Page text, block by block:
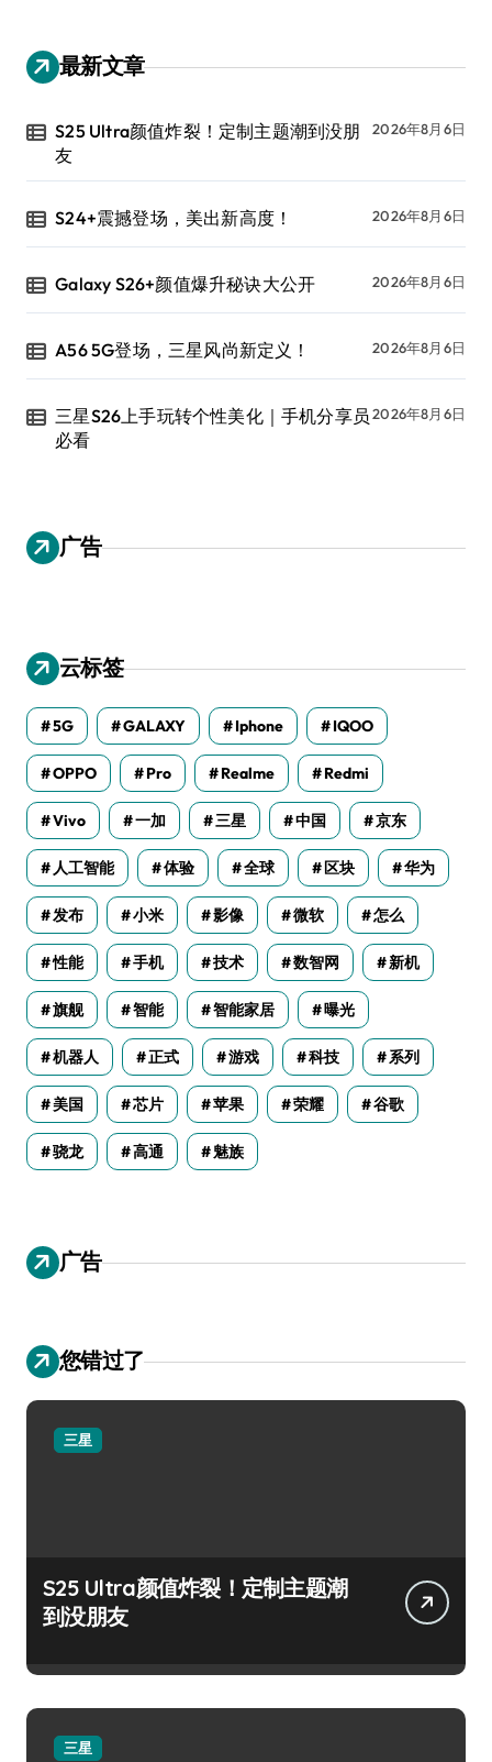
最新文章
S25 Ultra颜值炸裂！定制主题潮到没朋
友
2026年8月6日
S24+震撼登场，美出新高度！ 2026年8月6日
Galaxy S26+颜值爆升秘诀大公开 2026年8月6日
A56 5G登场，三星风尚新定义！ 2026年8月6日
三星S26上手玩转个性美化｜手机分享员
必看
2026年8月6日
广告
云标签
5G GALAXY Iphone IQOO
OPPO Pro Realme Redmi
Vivo 一加 三星 中国 京东
人工智能 体验 全球 区块 华为
发布 小米 影像 微软 怎么
性能 手机 技术 数智网 新机
旗舰 智能 智能家居 曝光
机器人 正式 游戏 科技 系列
美国 芯片 苹果 荣耀 谷歌
骁龙 高通 魅族
广告
您错过了
三星
S25 Ultra颜值炸裂！定制主题潮
到没朋友
三星